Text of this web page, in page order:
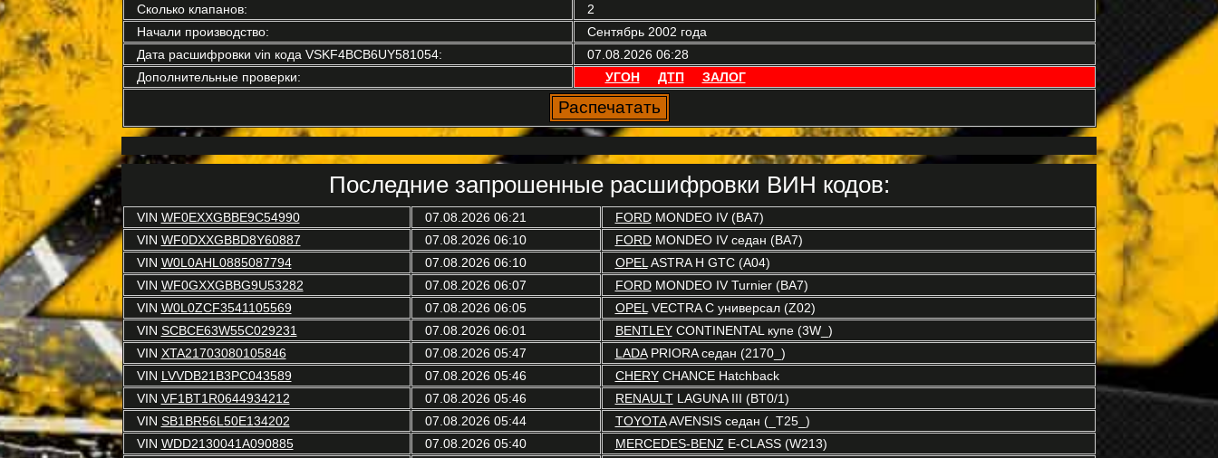
Сколько клапанов:
2
Начали производство:
Сентябрь 2002 года
Дата расшифровки vin кода VSKF4BCB6UY581054:
07.08.2026 06:28
Дополнительные проверки:
УГОН ДТП ЗАЛОГ
Последние запрошенные расшифровки ВИН кодов:
VIN WF0EXXGBBE9C54990 07.08.2026 06:21 FORDMONDEO IV (BA7)
VIN WF0DXXGBBD8Y60887 07.08.2026 06:10 FORDMONDEO IV седан (BA7)
VIN W0L0AHL0885087794 07.08.2026 06:10 OPELASTRA H GTC (A04)
VIN WF0GXXGBBG9U53282 07.08.2026 06:07 FORDMONDEO IV Turnier (BA7)
VIN W0L0ZCF3541105569 07.08.2026 06:05 OPELVECTRA C универсал (Z02)
VIN SCBCE63W55C029231 07.08.2026 06:01 BENTLEYCONTINENTAL купе (3W_)
VIN XTA21703080105846 07.08.2026 05:47 LADAPRIORA седан (2170_)
VIN LVVDB21B3PC043589 07.08.2026 05:46 CHERYCHANCE Hatchback
VIN VF1BT1R0644934212 07.08.2026 05:46 RENAULTLAGUNA III (BT0/1)
VIN SB1BR56L50E134202 07.08.2026 05:44 TOYOTAAVENSIS седан (_T25_)
VIN WDD2130041A090885 07.08.2026 05:40 MERCEDES-BENZE-CLASS (W213)